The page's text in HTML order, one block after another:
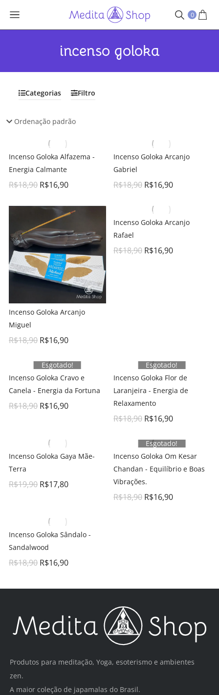
0
incenso goloka
Categorias Filtro
Incenso Goloka Alfazema -
Energia Calmante
R$18,90 R$16,90
Incenso Goloka Arcanjo
Gabriel
R$18,90 R$16,90
Incenso Goloka Arcanjo
Miguel
R$18,90 R$16,90
Incenso Goloka Arcanjo
Rafael
R$18,90 R$16,90
Esgotado!
Incenso Goloka Cravo e
Canela - Energia da Fortuna
R$18,90 R$16,90
Esgotado!
Incenso Goloka Flor de
Laranjeira - Energia de
Relaxamento
R$18,90 R$16,90
Incenso Goloka Gaya Mãe-
Terra
R$19,90 R$17,80
Esgotado!
Incenso Goloka Om Kesar
Chandan - Equilíbrio e Boas
Vibrações.
R$18,90 R$16,90
Incenso Goloka Sândalo -
Sandalwood
R$18,90 R$16,90
Produtos para meditação, Yoga, esoterismo e ambientes
zen.
A maior coleção de japamalas do Brasil.